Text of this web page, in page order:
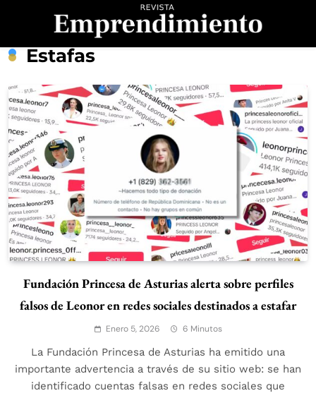
Revista
Emprendimiento
Estafas
Fundación Princesa de Asturias alerta sobre perfiles
falsos de Leonor en redes sociales destinados a estafar
Enero 5, 2026 6 Minutos
La Fundación Princesa de Asturias ha emitido una
importante advertencia a través de su sitio web: se han
identificado cuentas falsas en redes sociales que